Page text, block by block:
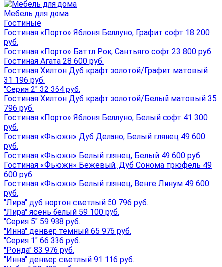
Мебель для дома
Гостиные
Гостиная «Порто» Яблоня Беллуно, Графит софт 18 200
руб.
Гостиная «Порто» Баттл Рок, Сантьяго софт 23 800 руб.
Гостиная Агата 28 600 руб.
Гостиная Хилтон Дуб крафт золотой/Графит матовый
31 196 руб.
"Серия 2" 32 364 руб.
Гостиная Хилтон Дуб крафт золотой/Белый матовый 35
796 руб.
Гостиная «Порто» Яблоня Беллуно, Белый софт 41 300
руб.
Гостиная «Фьюжн» Дуб Делано, Белый глянец 49 600
руб.
Гостиная «Фьюжн» Белый глянец, Белый 49 600 руб.
Гостиная «Фьюжн» Бежевый, Дуб Сонома трюфель 49
600 руб.
Гостиная «Фьюжн» Белый глянец, Венге Линум 49 600
руб.
"Лира" дуб нортон светлый 50 796 руб.
"Лира" ясень белый 59 100 руб.
"Серия 5" 59 988 руб.
"Инна" денвер темный 65 976 руб.
"Серия 1" 66 336 руб.
"Ронда" 83 976 руб.
"Инна" денвер светлый 91 116 руб.